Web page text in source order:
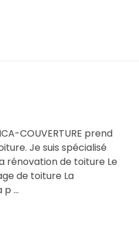
COUVERTURE prend
Je suis spécialisé
rénovation de toiture Le
de toiture La
...